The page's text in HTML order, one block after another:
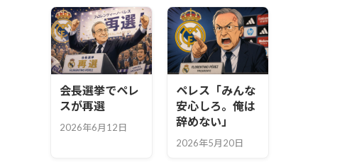
会長選挙でペレ
スが再選
2026年6月12日
ペレス「みんな
安心しろ。俺は
辞めない」
2026年5月20日